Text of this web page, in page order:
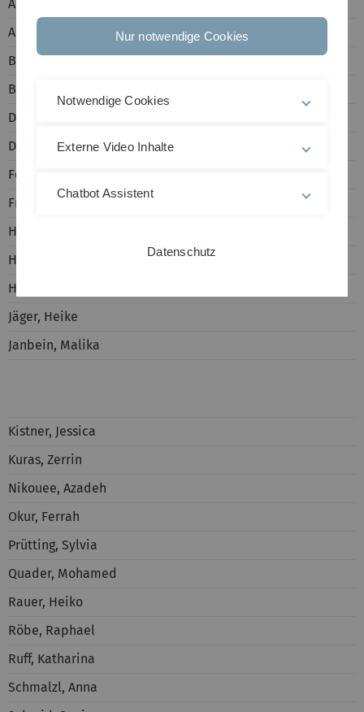
Akbary, Wasima
Aurig, Felix
Bräuer, Margot
Bretschneider, Frank
Diesch, Ann-Kathrin
Dreker, Tobias
Feng, Jing
Frei, Eva
Haag, Maxi
Hanselmann, Christine
Hoppner, Anselm
Jäger, Heike
Janbein, Malika
Kistner, Jessica
Kuras, Zerrin
Nikouee, Azadeh
Okur, Ferrah
Prütting, Sylvia
Quader, Mohamed
Rauer, Heiko
Röbe, Raphael
Ruff, Katharina
Schmalzl, Anna
Nur notwendige Cookies
Notwendige Cookies
Externe Video Inhalte
Chatbot Assistent
Datenschutz